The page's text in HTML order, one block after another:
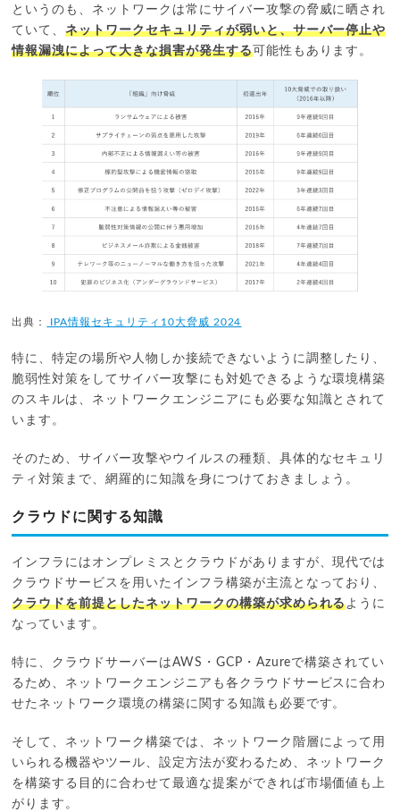
というのも、ネットワークは常にサイバー攻撃の脅威に晒され
ていて、ネットワークセキュリティが弱いと、サーバー停止や
情報漏洩によって大きな損害が発生する可能性もあります。
出典： IPA情報セキュリティ10大脅威 2024
特に、特定の場所や人物しか接続できないように調整したり、
脆弱性対策をしてサイバー攻撃にも対処できるような環境構築
のスキルは、ネットワークエンジニアにも必要な知識とされて
います。
そのため、サイバー攻撃やウイルスの種類、具体的なセキュリ
ティ対策まで、網羅的に知識を身につけておきましょう。
クラウドに関する知識
インフラにはオンプレミスとクラウドがありますが、現代では
クラウドサービスを用いたインフラ構築が主流となっており、
クラウドを前提としたネットワークの構築が求められるように
なっています。
特に、クラウドサーバーはAWS・GCP・Azureで構築されてい
るため、ネットワークエンジニアも各クラウドサービスに合わ
せたネットワーク環境の構築に関する知識も必要です。
そして、ネットワーク構築では、ネットワーク階層によって用
いられる機器やツール、設定方法が変わるため、ネットワーク
を構築する目的に合わせて最適な提案ができれば市場価値も上
がります。